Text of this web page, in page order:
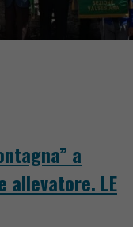
a
allevatore. LE